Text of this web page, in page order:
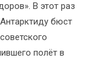
В этот раз
бюст
полёт в